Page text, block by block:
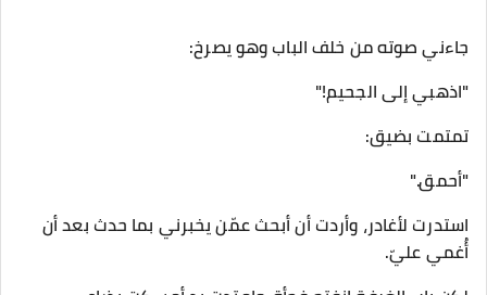
جاءني صوته من خلف الباب وهو يصرخ:
"اذهبي إلى الجحيم!"
تمتمت بضيق:
"أحمق."
استدرت لأغادر، وأردت أن أبحث عمّن يخبرني بما حدث بعد أن
أُغمي عليّ.